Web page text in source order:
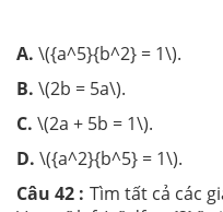
A. \({a^5}{b^2} = 1\).
B. \(2b = 5a\).
C. \(2a + 5b = 1\).
D. \({a^2}{b^5} = 1\).
Câu 42 : Tìm tất cả các